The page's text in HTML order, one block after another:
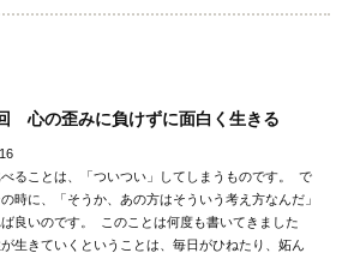
心の歪みに負けずに面白く生きる
ることは、「ついつい」してしまうものです。 で
時に、「そうか、あの方はそういう考え方なんだ」
良いのです。 このことは何度も書いてきました
生きていくということは、毎日がひねたり、妬ん